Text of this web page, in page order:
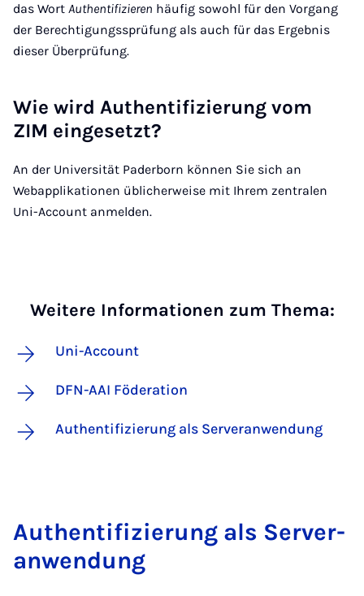
das Wort Authentifizieren häufig sowohl für den Vorgang
der Berechtigungssprüfung als auch für das Ergebnis
dieser Überprüfung.
Wie wird Authentifizierung vom
ZIM eingesetzt?
An der Universität Paderborn können Sie sich an
Webapplikationen üblicherweise mit Ihrem zentralen
Uni-Account anmelden.
Weitere Informationen zum Thema:
Uni-Account
DFN-AAI Föderation
Authentifizierung als Serveranwendung
Au­then­ti­fi­zie­rung als Ser­ver­
an­wen­dung